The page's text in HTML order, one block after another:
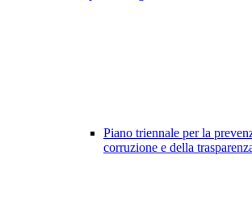
Piano triennale per la
corruzione e della